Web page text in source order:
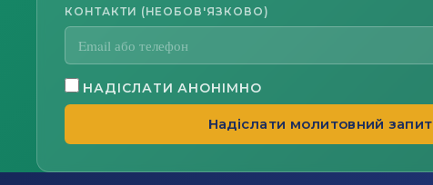
КОНТАКТИ (НЕОБОВ'ЯЗКОВО)
НАДІСЛАТИ АНОНІМНО
Надіслати молитовний запит